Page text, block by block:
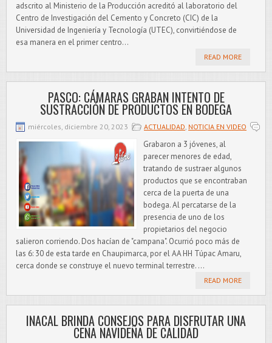
adscrito al Ministerio de la Producción acreditó al laboratorio del
Centro de Investigación del Cemento y Concreto (CIC) de la
Universidad de Ingeniería y Tecnología (UTEC), convirtiéndose de
esa manera en el primer centro...
READ MORE
PASCO: CÁMARAS GRABAN INTENTO DE
SUSTRACCIÓN DE PRODUCTOS EN BODEGA
miércoles, diciembre 20, 2023 ACTUALIDAD, NOTICIA EN VIDEO
Grabaron a 3 jóvenes, al
parecer menores de edad,
tratando de sustraer algunos
productos que se encontraban
cerca de la puerta de una
bodega. Al percatarse de la
presencia de uno de los
propietarios del negocio
salieron corriendo. Dos hacían de "campana". Ocurrió poco más de
las 6: 30 de esta tarde en Chaupimarca, por el AA HH Túpac Amaru,
cerca donde se construye el nuevo terminal terrestre. ...
READ MORE
INACAL BRINDA CONSEJOS PARA DISFRUTAR UNA
CENA NAVIDEÑA DE CALIDAD